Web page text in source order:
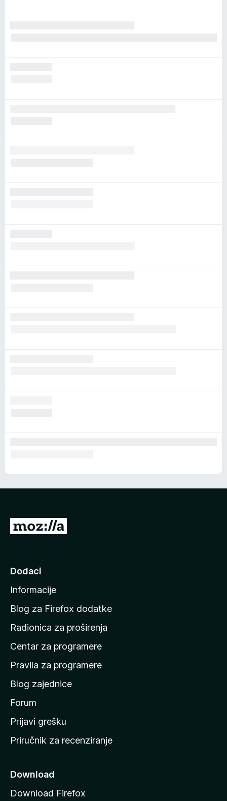
n
p
o
e
t
n
s
t
r
n
c
M
Dodaci
Informacije
Blog za Firefox dodatke
Radionica za proširenja
Centar za programere
Pravila za programere
Blog zajednice
Forum
Prijavi grešku
Priručnik za recenziranje
Download
Download Firefox